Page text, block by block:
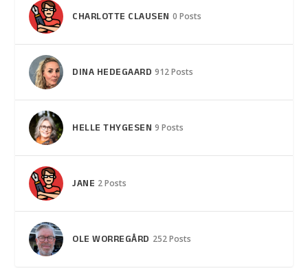
CHARLOTTE CLAUSEN 0 Posts
DINA HEDEGAARD 912 Posts
HELLE THYGESEN 9 Posts
JANE 2 Posts
OLE WORREGÅRD 252 Posts